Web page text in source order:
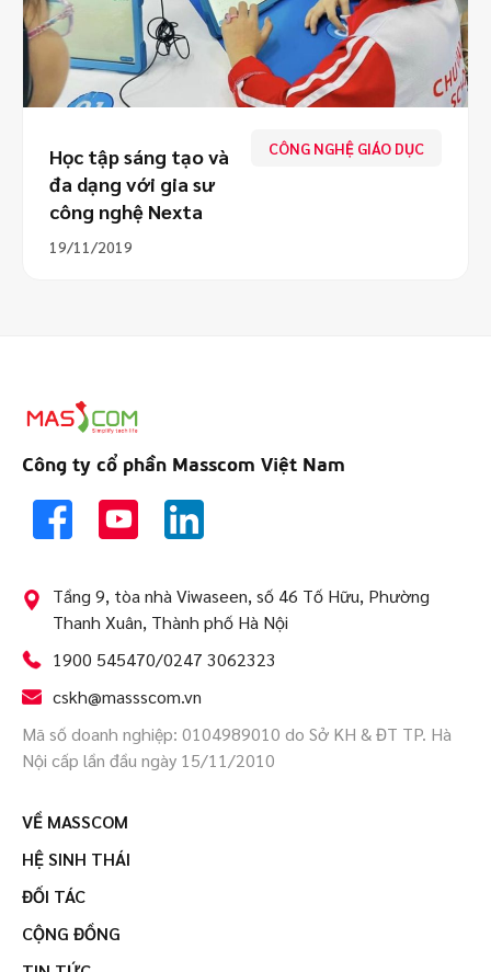
CÔNG NGHỆ GIÁO DỤC
Học tập sáng tạo và
đa dạng với gia sư
công nghệ Nexta
19/11/2019
Công ty cổ phần Masscom Việt Nam
Tầng 9, tòa nhà Viwaseen, số 46 Tố Hữu, Phường
Thanh Xuân, Thành phố Hà Nội
1900 545470/0247 3062323
cskh@massscom.vn
Mã số doanh nghiệp: 0104989010 do Sở KH & ĐT TP. Hà
Nội cấp lần đầu ngày 15/11/2010
VỀ MASSCOM
HỆ SINH THÁI
ĐỐI TÁC
CỘNG ĐỒNG